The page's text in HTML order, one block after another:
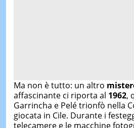
Ma non è tutto: un altro
affascinante ci riporta al 1962,
Garrincha e Pelé trionfò nella
giocata in Cile. Durante i
telecamere e le macchine